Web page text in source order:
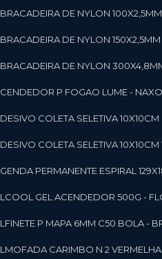
ABRACADEIRA DE NYLON
ABRACADEIRA DE NYLON
ABRACADEIRA DE NYLON
ACENDEDOR P FOGAO LUME -
ADESIVO COLETA SELETIVA
ADESIVO COLETA SELETIVA
AGENDA PERMANENTE ESPIRAL
ALCOOL GEL ACENDEDOR 500G -
ALFINETE P MAPA 6MM C50 BOLA -
ALMOFADA CARIMBO N 2